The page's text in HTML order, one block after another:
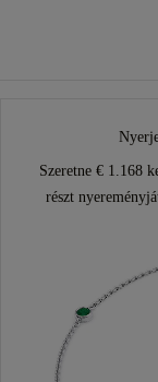
Szeretne € 1.168
részt